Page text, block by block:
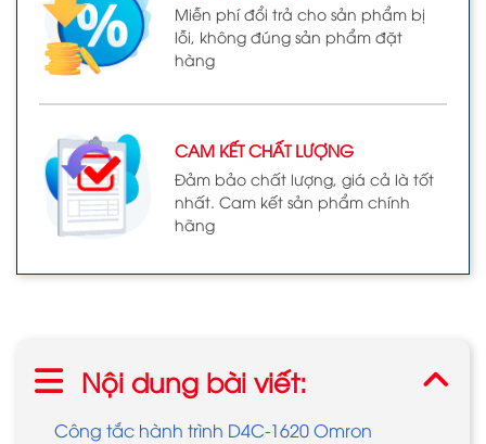
Miễn phí đổi trả cho sản phẩm bị
lỗi, không đúng sản phẩm đặt
hàng
CAM KẾT CHẤT LƯỢNG
Đảm bảo chất lượng, giá cả là tốt
nhất. Cam kết sản phẩm chính
hãng
Nội dung bài viết:
Công tắc hành trình D4C-1620 Omron